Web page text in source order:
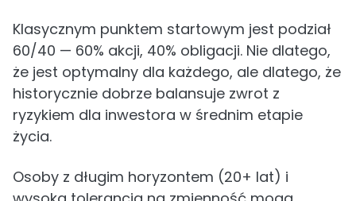
Klasycznym punktem startowym jest podział
60/40 — 60% akcji, 40% obligacji. Nie dlatego,
że jest optymalny dla każdego, ale dlatego, że
historycznie dobrze balansuje zwrot z
ryzykiem dla inwestora w średnim etapie
życia.
Osoby z długim horyzontem (20+ lat) i